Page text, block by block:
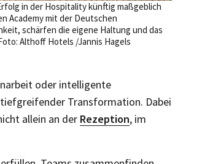
in der Hospitality künftig maßgeblich
Academy mit der Deutschen
schärfen die eigene Haltung und das
Althoff Hotels /Jannis Hagels
oder intelligente
Transformation. Dabei
allein an der Rezeption, im